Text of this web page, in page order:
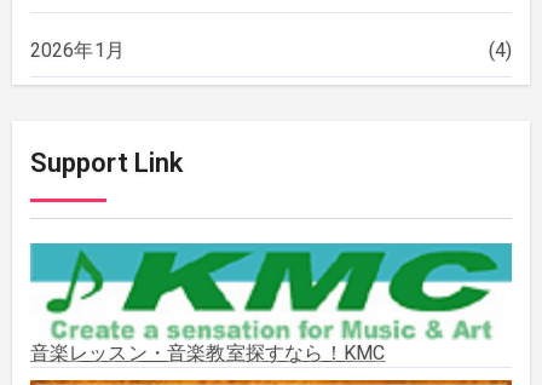
2026年1月 (4)
2025年11月
2025年10月 (2)
2025年9月 (3)
2025年8月 (5)
Support Link
音楽レッスン・音楽教室探すなら！KMC